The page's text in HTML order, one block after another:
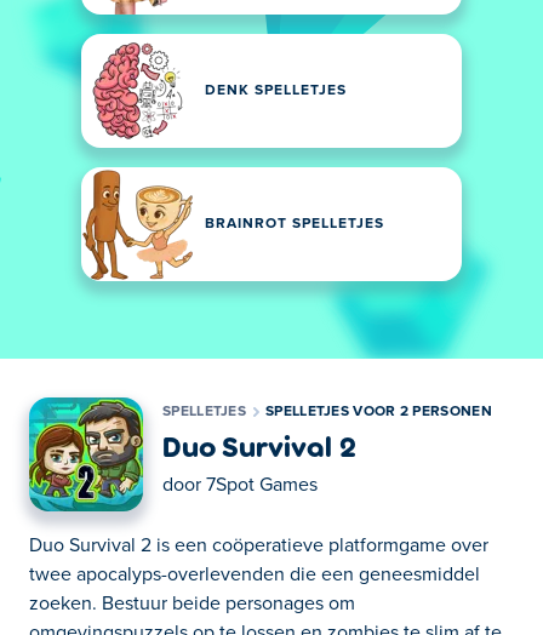
DENK SPELLETJES
BRAINROT SPELLETJES
SPELLETJES SPELLETJES VOOR 2 PERSONEN
Duo Survival 2
door 7Spot Games
Duo Survival 2 is een coöperatieve platformgame over
twee apocalyps-overlevenden die een geneesmiddel
zoeken. Bestuur beide personages om